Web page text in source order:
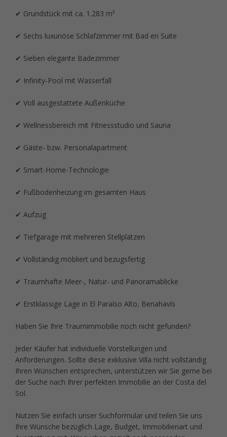
✔ Grundstück mit ca. 1.283 m²
✔ Sechs luxuriöse Schlafzimmer mit Bad en Suite
✔ Sieben elegante Badezimmer
✔ Infinity-Pool mit Wasserfall
✔ Voll ausgestattete Außenküche
✔ Wellnessbereich mit Fitnessstudio und Sauna
✔ Gäste- bzw. Personalapartment
✔ Smart-Home-Technologie
✔ Fußbodenheizung im gesamten Haus
✔ Aufzug
✔ Tiefgarage mit mehreren Stellplätzen
✔ Vollständig möbliert und bezugsfertig
✔ Traumhafte Meer-, Natur- und Panoramablicke
✔ Erstklassige Lage in El Paraíso Alto, Benahavís
Haben Sie Ihre Traumimmobilie noch nicht gefunden?
Jeder Käufer hat individuelle Vorstellungen und
Anforderungen. Sollte diese exklusive Villa nicht vollständig
Ihren Wünschen entsprechen, unterstützen wir Sie gerne bei
der Suche nach Ihrer perfekten Immobilie an der Costa del
Sol.
Nutzen Sie einfach unser Suchformular und teilen Sie uns
Ihre Wünsche bezüglich Lage, Budget, Immobilienart und